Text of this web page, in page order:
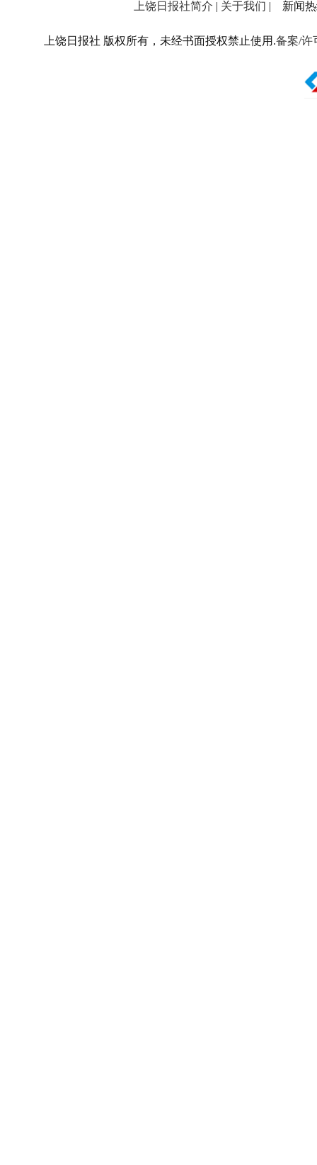
上饶日报社简介 | 关于我们 | 新闻热
上饶日报社 版权所有，未经书面授权禁止使用.备案/许